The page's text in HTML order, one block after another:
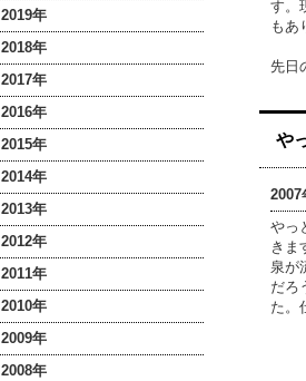
2019年
2018年
2017年
2016年
2015年
2014年
2013年
2012年
2011年
2010年
2009年
2008年
す。
もあ
先日
や
2007
やっ
きま
泉が
だろ
た。